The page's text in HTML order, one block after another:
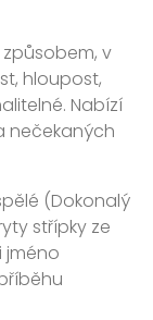
v
hloupost,
Nabízí
nečekaných
(Dokonalý
střípky ze
jméno